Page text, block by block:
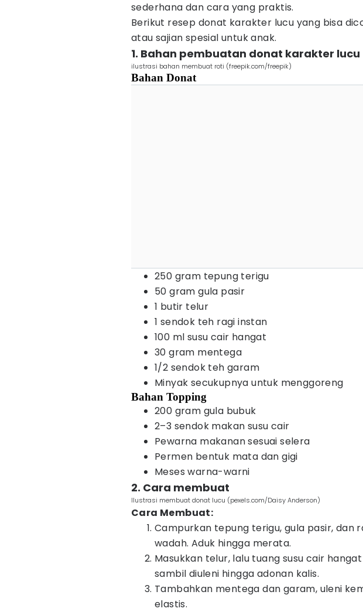
sederhana dan cara yang praktis.
Berikut resep donat karakter lucu yang bisa
atau sajian spesial untuk anak.
1. Bahan pembuatan donat karakter lucu
ilustrasi bahan membuat roti (freepik.com/freepik)
Bahan Donat
250 gram tepung terigu
50 gram gula pasir
1 butir telur
1 sendok teh ragi instan
100 ml susu cair hangat
30 gram mentega
1/2 sendok teh garam
Minyak secukupnya untuk menggoreng
Bahan Topping
200 gram gula bubuk
2–3 sendok makan susu cair
Pewarna makanan sesuai selera
Permen bentuk mata dan gigi
Meses warna-warni
2. Cara membuat
Ilustrasi membuat donat lucu (pexels.com/Daisy Anderson)
Cara Membuat:
Campurkan tepung terigu, gula pasir, dan
wadah. Aduk hingga merata.
Masukkan telur, lalu tuang susu cair
sambil diuleni hingga adonan kalis.
Tambahkan mentega dan garam, uleni
elastis.